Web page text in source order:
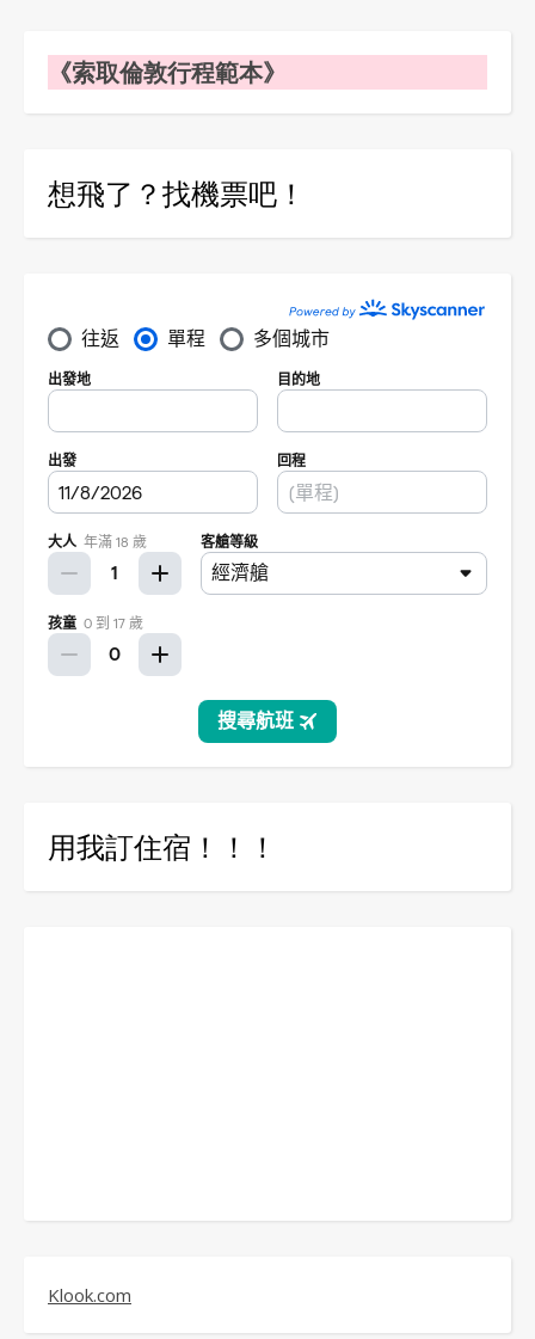
《索取倫敦行程範本》
想飛了？找機票吧！
用我訂住宿！！！
Klook.com